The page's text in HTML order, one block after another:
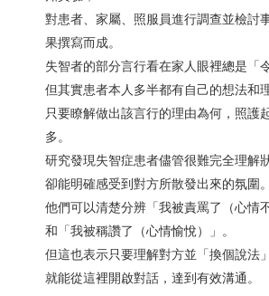
對患者、家屬、照服員進行調查並檢討
果撰寫而成。
失智者的部分言行看在家人眼裡總是「
但其實患者本人多半都有自己的想法和理
只要瞭解做出該言行的理由為何，照護
多。
研究發現失智症患者儘管很難完全理解
卻能明確感受到對方所散發出來的氛圍。
他們可以清楚分辨「我被責罵了（心情
和「我被稱讚了（心情愉悅）」。
但這也表示只要理解對方並「換個說法
就能從這裡開啟對話，達到有效溝通。